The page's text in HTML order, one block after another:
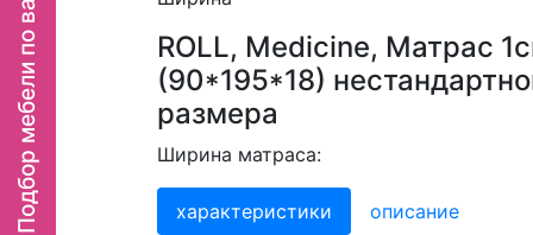
ROLL, Medicine, Матрас
(90*195*18)
размера
Ширина матраса:
характеристики описание